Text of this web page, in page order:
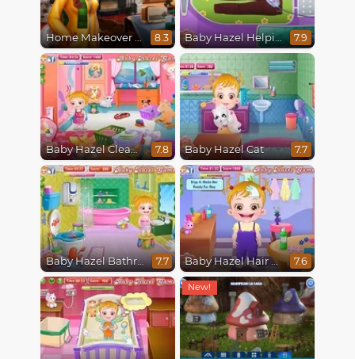
Home Makeover 2 Hidden Object 8.3 Baby Hazel Helping Time 7.9
Baby Hazel Cleaning 7.8 Baby Hazel Cat 7.7
Baby Hazel Bathroom Hygiene 7.7 Baby Hazel Hair Care 7.6